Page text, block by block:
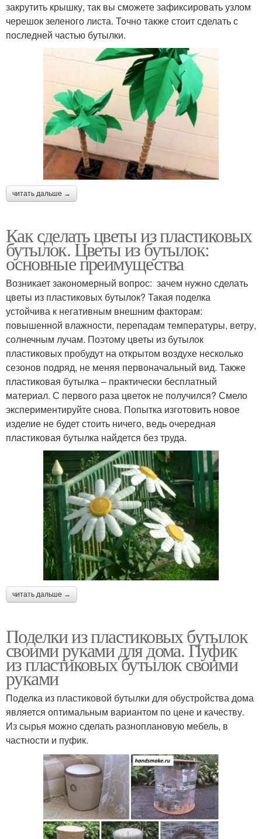
закрутить крышку, так вы сможете зафиксировать узлом
черешок зеленого листа. Точно также стоит сделать с
последней частью бутылки.
читать дальше →
Как сделать цветы из пластиковых
бутылок. Цветы из бутылок:
основные преимущества
Возникает закономерный вопрос: зачем нужно сделать
цветы из пластиковых бутылок? Такая поделка
устойчива к негативным внешним факторам:
повышенной влажности, перепадам температуры, ветру,
солнечным лучам. Поэтому цветы из бутылок
пластиковых пробудут на открытом воздухе несколько
сезонов подряд, не меняя первоначальный вид. Также
пластиковая бутылка – практически бесплатный
материал. С первого раза цветок не получился? Смело
экспериментируйте снова. Попытка изготовить новое
изделие не будет стоить ничего, ведь очередная
пластиковая бутылка найдется без труда.
читать дальше →
Поделки из пластиковых бутылок
своими руками для дома. Пуфик
из пластиковых бутылок своими
руками
Поделка из пластиковой бутылки для обустройства дома
является оптимальным вариантом по цене и качеству.
Из сырья можно сделать разноплановую мебель, в
частности и пуфик.